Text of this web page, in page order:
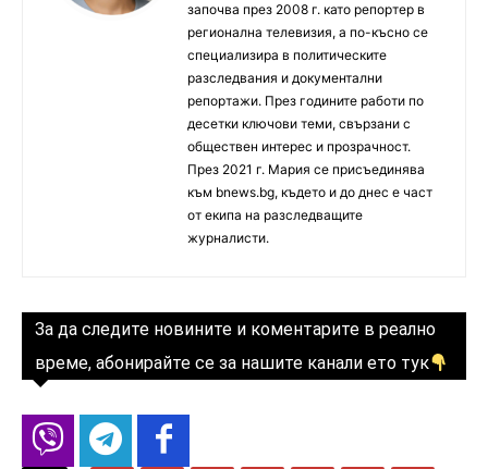
започва през 2008 г. като репортер в
регионална телевизия, а по-късно се
специализира в политическите
разследвания и документални
репортажи. През годините работи по
десетки ключови теми, свързани с
обществен интерес и прозрачност.
През 2021 г. Мария се присъединява
към bnews.bg, където и до днес е част
от екипа на разследващите
журналисти.
За да следите новините и коментарите в реално
време, абонирайте се за нашите канали ето тук